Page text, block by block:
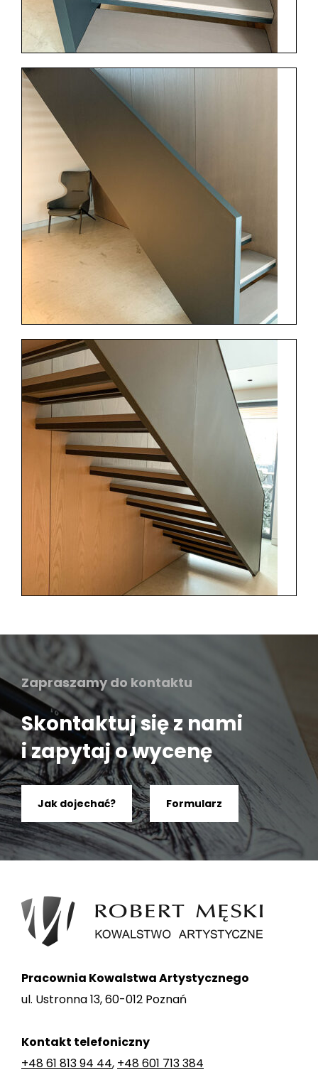
Zapraszamy do kontaktu
Skontaktuj się z nami
i zapytaj o wycenę
Jak dojechać? Formularz
Pracownia Kowalstwa Artystycznego
ul. Ustronna 13, 60-012 Poznań
Kontakt telefoniczny
+48 61 813 94 44, +48 601 713 384